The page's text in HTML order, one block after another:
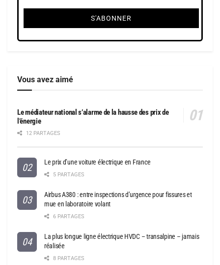
Vous avez aimé
Le médiateur national s’alarme de la hausse des prix de
l’énergie
12 PARTAGES
Le prix d’une voiture électrique en France
5 PARTAGES
Airbus A380 : entre inspections d’urgence pour fissures et
mue en laboratoire volant
6 PARTAGES
La plus longue ligne électrique HVDC – transalpine – jamais
réalisée
8 PARTAGES